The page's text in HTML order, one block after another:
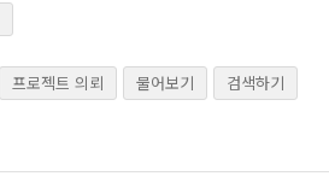
프로젝트 의뢰 물어보기
검색하기